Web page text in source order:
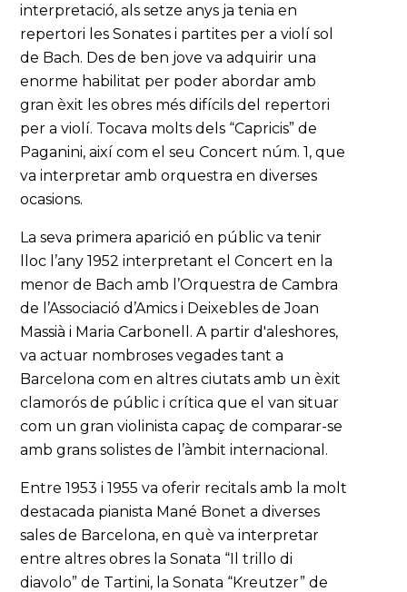
interpretació, als setze anys ja tenia en
repertori les Sonates i partites per a violí sol
de Bach. Des de ben jove va adquirir una
enorme habilitat per poder abordar amb
gran èxit les obres més difícils del repertori
per a violí. Tocava molts dels “Capricis” de
Paganini, així com el seu Concert núm. 1, que
va interpretar amb orquestra en diverses
ocasions.
La seva primera aparició en públic va tenir
lloc l’any 1952 interpretant el Concert en la
menor de Bach amb l’Orquestra de Cambra
de l’Associació d’Amics i Deixebles de Joan
Massià i Maria Carbonell. A partir d'aleshores,
va actuar nombroses vegades tant a
Barcelona com en altres ciutats amb un èxit
clamorós de públic i crítica que el van situar
com un gran violinista capaç de comparar-se
amb grans solistes de l’àmbit internacional.
Entre 1953 i 1955 va oferir recitals amb la molt
destacada pianista Mané Bonet a diverses
sales de Barcelona, en què va interpretar
entre altres obres la Sonata “Il trillo di
diavolo” de Tartini, la Sonata “Kreutzer” de